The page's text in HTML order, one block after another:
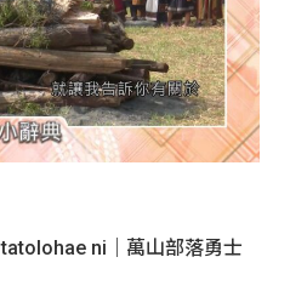
tatolohae ni｜萬山部落勇士